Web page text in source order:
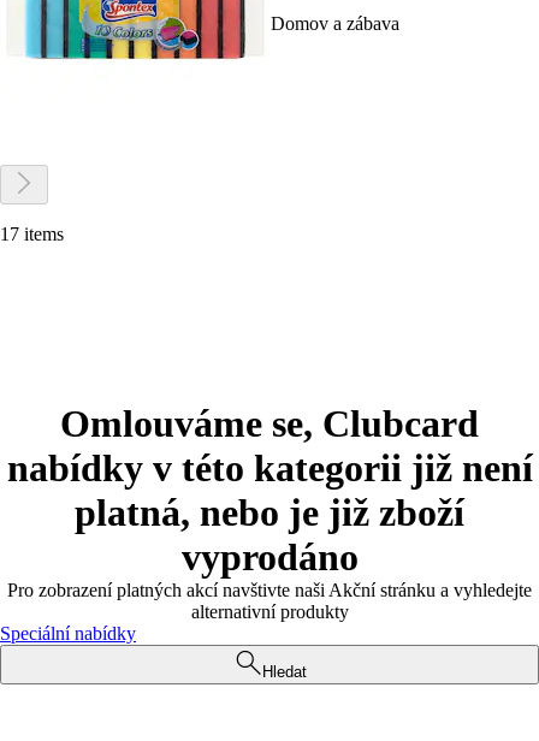
Domov a zábava
17 items
Omlouváme se, Clubcard
nabídky v této kategorii již není
platná, nebo je již zboží
vyprodáno
Pro zobrazení platných akcí navštivte naši Akční stránku a vyhledejte
alternativní produkty
Speciální nabídky
Hledat